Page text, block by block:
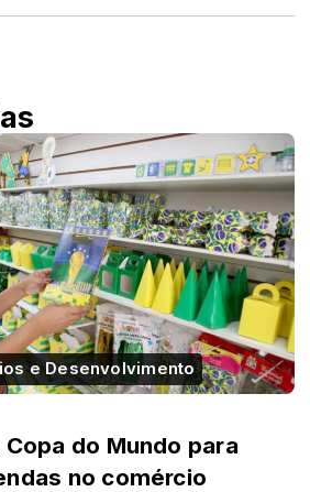
e Desenvolvimento
do Mundo para
no comércio